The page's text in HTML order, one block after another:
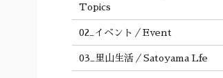
Topics
02_イベント／Event
03_里山生活／Satoyama Lfe